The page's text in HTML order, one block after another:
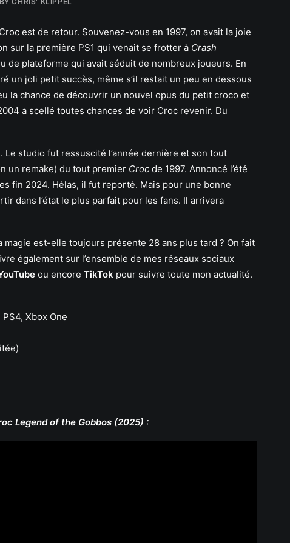
est de retour. Souvenez-vous en 1997, on avait la joie
sur la première PS1 qui venait se frotter à Crash
de plateforme qui avait séduit de nombreux joueurs. En
un joli petit succès, même s’il restait un peu en dessous
la chance de découvrir un nouvel opus du petit croco et
a scellé toutes chances de voir Croc revenir. Du
Le studio fut ressuscité l’année dernière et son tout
un remake) du tout premier Croc de 1997. Annoncé l’été
fin 2024. Hélas, il fut reporté. Mais pour une bonne
dans l’état le plus parfait pour les fans. Il arrivera
magie est-elle toujours présente 28 ans plus tard ? On fait
également sur l’ensemble de mes réseaux sociaux
ou encore TikTok pour suivre toute mon actualité.
Xbox One
Legend of the Gobbos (2025) :